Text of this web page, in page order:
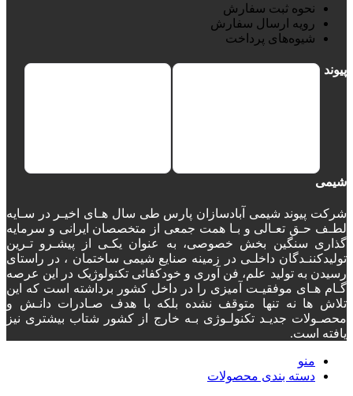
نحوه ثبت سفارش
رویه ارسال سفارش
شیوه‌های پرداخت
پیوند
شیمی
شرکت پیوند شیمی آبادسازان پارس طی سال هـای اخیـر در سـایه
لطـف حـق تعـالی و بـا همت جمعی از متخصصان ایرانی و سرمایه
گذاری سنگین بخش خصوصی، به عنوان یکـی از پیشـرو تـرین
تولیدکننـدگان داخلـی در زمینه صنایع شیمی ساختمان ، در راستای
رسیدن به تولید علم، فن آوری و خودکفائی تکنولوژیک در این عرصه
گـام هـای موفقیـت آمیزی را در داخل کشور برداشته است که این
تلاش ها نه تنها متوقف نشده بلکه با هدف صـادرات دانـش و
محصـولات جدیـد تکنولـوژی بـه خارج از کشور شتاب بیشتری نیز
یافته است.
منو
دسته‌ بندی محصولات